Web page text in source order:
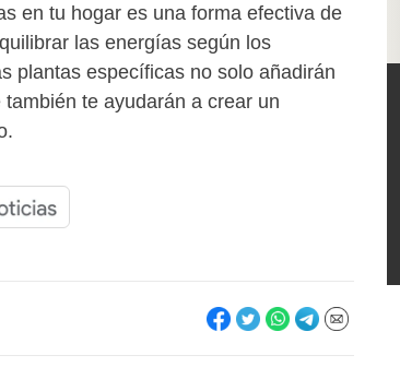
en tu hogar es una forma efectiva de
las energías según los
plantas específicas no solo añadirán
te ayudarán a crear un